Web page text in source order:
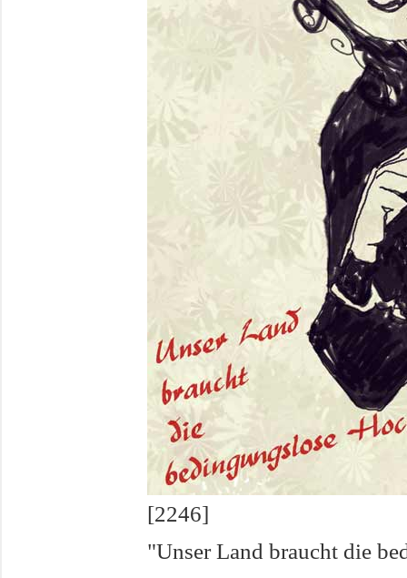
[2246]
"Unser Land braucht die